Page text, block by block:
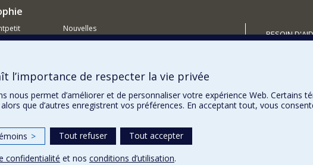
Nouvelles
BESOIN
Paramètres des témoins
l’importance de respecter la vie privée
nous permet d’améliorer et de personnaliser votre expérience Web.
que d’autres enregistrent vos préférences. En acceptant tout, vous
> Tout refuser
Tout accepter
confidentialité et nos conditions d’utilisation.